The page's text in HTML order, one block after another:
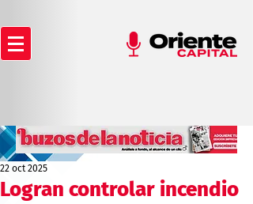
Logran controlar incendio
22 oct 2025